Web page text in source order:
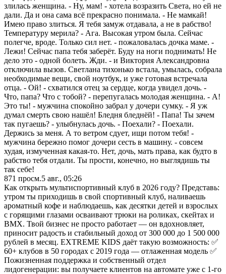
злилась женщина. - Ну, мам! - хотела возразить Света, но ей не
дали. Да и она сама всё прекрасно понимала. - Не мамкай!
Имею право злиться. Я тебя замуж отдавала, а не в рабство!
Температуру мерила? - Ага. Высокая утром была. Сейчас
полегче, вроде. Только сил нет. - пожаловалась дочка маме. -
Лежи! Сейчас папа тебя заберёт. Буду на ноги поднимать! Не
дело это - одной болеть. Жди. - и Виктория Александровна
отключила вызов. Светлана тихонько встала, умылась, собрала
необходимые вещи, свой ноутбук, и уже готовая встречала
отца. - Ой! - схватился отец за сердце, когда увидел дочь. -
Что, папа? Что с тобой? - перепугалась молодая женщина. - А!
Это ты! - мужчина спокойно забрал у дочери сумку. - Я уж
думал смерть свою нашёл! Бледня бледнёй! - Папа! Ты зачем
так пугаешь? - улыбнулась дочь. - Поехали? - Поехали.
Держись за меня. А то ветром сдует, ищи потом тебя! -
мужчина бережно помог дочери сесть в машину. - совсем
худая, измученная какая-то. Нет, дочь, мать права, как будто в
рабство тебя отдали. Ты прости, конечно, но выглядишь ты
так себе!
871 просм.5 авг., 05:26
Как открыть мультиспортивный клуб в 2026 году? Представь:
утром ты приходишь в свой спортивный клуб, наливаешь
ароматный кофе и наблюдаешь, как десятки детей и взрослых
с горящими глазами осваивают трюки на роликах, скейтах и
BMX. Твой бизнес не просто работает — он вдохновляет,
приносит радость и стабильный доход от 300 000 до 1 500 000
рублей в месяц. EXTREME KIDS даёт такую возможность: ✅
60+ клубов в 50 городах с 2019 года — отлаженная модель ✅
Пожизненная поддержка и собственный отдел
лидогенерации: вы получаете клиентов на автомате уже с 1-го